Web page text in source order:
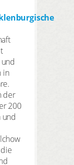
in
der
200
und